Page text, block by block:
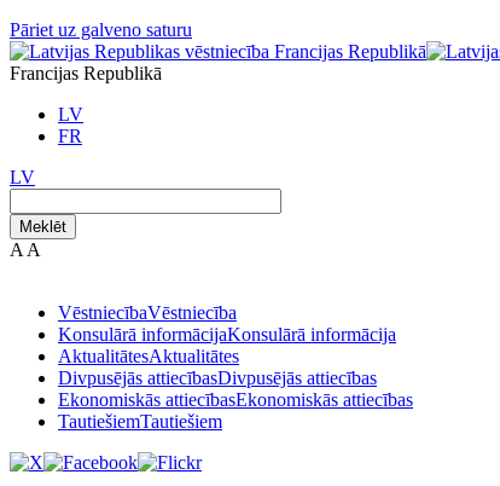
Pāriet uz galveno saturu
Francijas Republikā
LV
FR
LV
Meklēt
A A
VēstniecībaVēstniecība
Konsulārā informācijaKonsulārā informācija
AktualitātesAktualitātes
Divpusējās attiecībasDivpusējās attiecības
Ekonomiskās attiecībasEkonomiskās attiecības
TautiešiemTautiešiem